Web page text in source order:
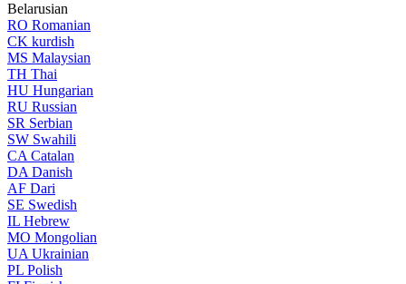
Belarusian
RO Romanian
CK kurdish
MS Malaysian
TH Thai
HU Hungarian
RU Russian
SR Serbian
SW Swahili
CA Catalan
DA Danish
AF Dari
SE Swedish
IL Hebrew
MO Mongolian
UA Ukrainian
PL Polish